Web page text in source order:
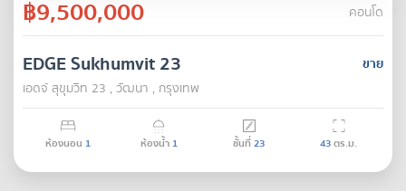
฿9,500,000 คอนโด
ขาย
EDGE Sukhumvit 23
เอดจ์ สุขุมวิท 23 , วัฒนา , กรุงเทพ
ห้องนอน 1 ห้องน้ำ 1 ชั้นที่23 43ตร.ม.